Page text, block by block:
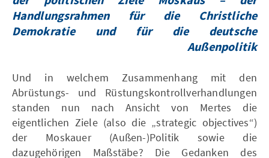
Handlungsrahmen für die Christliche
Demokratie und für die deutsche
Außenpolitik
Und in welchem Zusammenhang mit den
Abrüstungs- und Rüstungskontrollverhandlungen
standen nun nach Ansicht von Mertes die
eigentlichen Ziele (also die „strategic objectives“)
der Moskauer (Außen-)Politik sowie die
dazugehörigen Maßstäbe? Die Gedanken des